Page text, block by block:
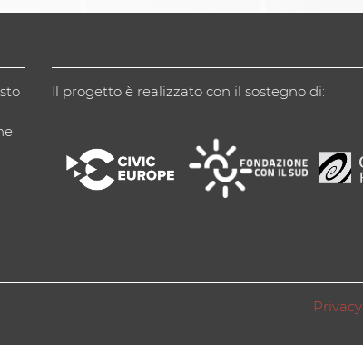
Il progetto è realizzato con il sostegno di:
Privacy